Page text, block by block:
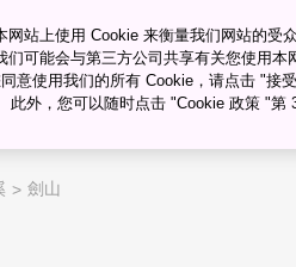
目的�?/span> 旅
劍山
站上使用 Cookie 来衡量我们网站的受
可能会与第三方公司共享有关您使用本
意使用我们的所有 Cookie，请点击 "接
此外，您可以随时点击 "Cookie 政策 "第